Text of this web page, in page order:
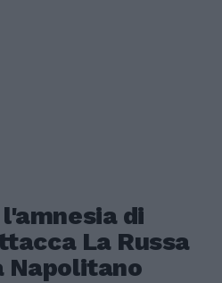
di
La Russa
Napolitano